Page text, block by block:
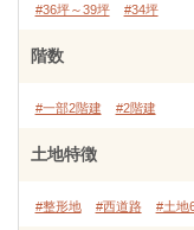
#36坪～39坪 #34坪
階数
#一部2階建 #2階建
土地特徴
#整形地 #西道路 #土地